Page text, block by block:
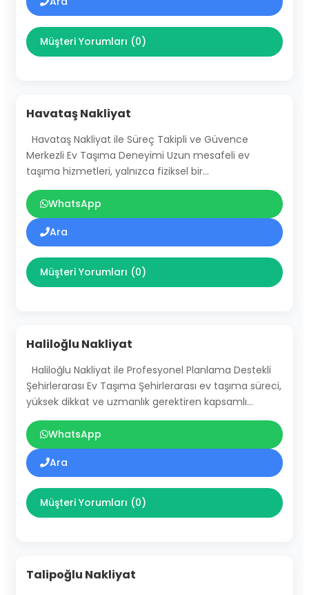
Müşteri Yorumları (0)
Havataş Nakliyat
Havataş Nakliyat ile Süreç Takipli ve Güvence
Merkezli Ev Taşıma Deneyimi Uzun mesafeli ev
taşıma hizmetleri, yalnızca fiziksel bir…
WhatsApp
Ara
Müşteri Yorumları (0)
Haliloğlu Nakliyat
Haliloğlu Nakliyat ile Profesyonel Planlama Destekli
Şehirlerarası Ev Taşıma Şehirlerarası ev taşıma süreci,
yüksek dikkat ve uzmanlık gerektiren kapsamlı…
WhatsApp
Ara
Müşteri Yorumları (0)
Talipoğlu Nakliyat